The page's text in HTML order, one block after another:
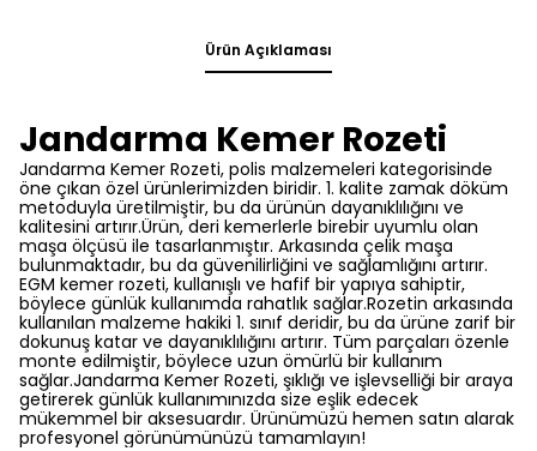
Ürün Açıklaması
Jandarma Kemer Rozeti
Jandarma Kemer Rozeti, polis malzemeleri kategorisinde
öne çıkan özel ürünlerimizden biridir. 1. kalite zamak döküm
metoduyla üretilmiştir, bu da ürünün dayanıklılığını ve
kalitesini artırır.Ürün, deri kemerlerle birebir uyumlu olan
maşa ölçüsü ile tasarlanmıştır. Arkasında çelik maşa
bulunmaktadır, bu da güvenilirliğini ve sağlamlığını artırır.
EGM kemer rozeti, kullanışlı ve hafif bir yapıya sahiptir,
böylece günlük kullanımda rahatlık sağlar.Rozetin arkasında
kullanılan malzeme hakiki 1. sınıf deridir, bu da ürüne zarif bir
dokunuş katar ve dayanıklılığını artırır. Tüm parçaları özenle
monte edilmiştir, böylece uzun ömürlü bir kullanım
sağlar.Jandarma Kemer Rozeti, şıklığı ve işlevselliği bir araya
getirerek günlük kullanımınızda size eşlik edecek
mükemmel bir aksesuardır. Ürünümüzü hemen satın alarak
profesyonel görünümünüzü tamamlayın!